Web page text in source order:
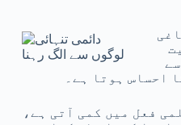
لوگوں سے الگ رہنا
احساس ہوتا ہے۔
فعل میں کمی آتی ہے،